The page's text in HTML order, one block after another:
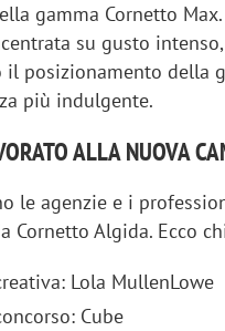
gamma Cornetto
su gusto
il posizionamento della
più indulgente.
ALLA NUOVA
le agenzie e i
Cornetto Algida. Ecco
Lola MullenLowe
Cube